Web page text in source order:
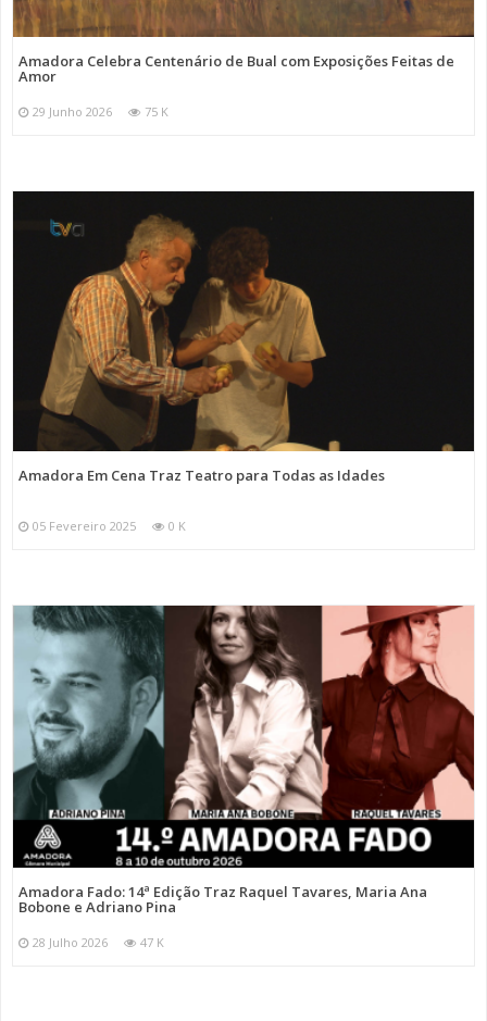
Amadora Celebra Centenário de Bual com Exposições Feitas de
Amor
29 Junho 2026 75 K
Amadora Em Cena Traz Teatro para Todas as Idades
05 Fevereiro 2025 0 K
Amadora Fado: 14ª Edição Traz Raquel Tavares, Maria Ana
Bobone e Adriano Pina
28 Julho 2026 47 K